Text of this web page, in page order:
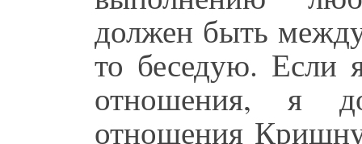
должен быть
то беседую.
отношения, я
отношения